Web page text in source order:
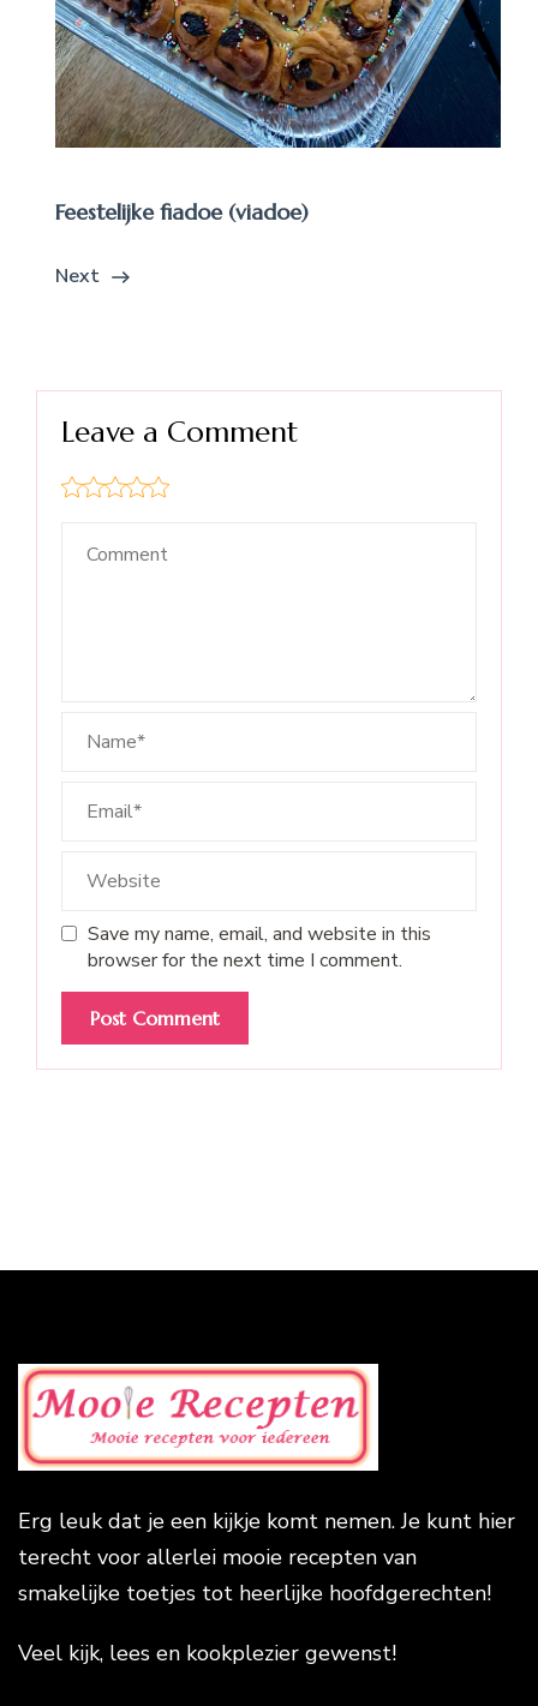
Feestelijke fiadoe (viadoe)
Next
Leave a Comment
Save my name, email, and website in this
browser for the next time I comment.
Erg leuk dat je een kijkje komt nemen. Je kunt hier
terecht voor allerlei mooie recepten van
smakelijke toetjes tot heerlijke hoofdgerechten!
Veel kijk, lees en kookplezier gewenst!